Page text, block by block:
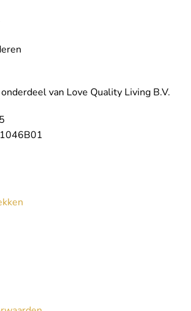
van Love Quality Living B.V.